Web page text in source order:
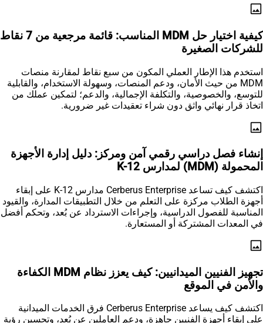
image
كيفية اختيار حل MDM المناسب: قائمة مرجعية من 7 نقاط
للشركات الصغيرة
استخدم هذا الإطار العملي المكون من سبع نقاط لمقارنة منصات
MDM من حيث الأمان، ودعم المنصات، وسهولة الاستخدام، والقابلية
للتوسع، والخصوصية، والتكلفة الإجمالية، والدعم؛ لتمكين عملك من
اتخاذ قرار نهائي واثق دون شراء تعقيدات غير ضرورية.
image
إنشاء فصل دراسي رقمي آمن ومركز: دليل إدارة الأجهزة
المحمولة (MDM) لمدارس K-12
اكتشف كيف تساعد Cerberus Enterprise مدارس K-12 على إبقاء
أجهزة الطلاب مركزة على التعلم من خلال التطبيقات المدارة، والقيود
المناسبة للفصول الدراسية، وإجراءات الاسترداد عن بُعد، وتحكم أفضل
في المعدات المشتركة أو المستعارة.
image
تجهيز الفنيين الميدانيين: كيف يعزز نظام MDM الكفاءة
والأمن في الموقع
اكتشف كيف يساعد Cerberus Enterprise فرق الخدمات الميدانية
على إبقاء أجهزة الفنيين جاهزة، ودعم العاملين عن بُعد، وتحسين رؤية